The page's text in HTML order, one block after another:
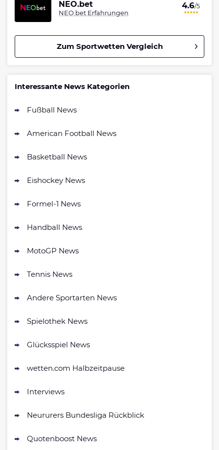
NEO.bet
NEO.bet Erfahrungen
4.6/5
Zum Sportwetten Vergleich
100% bis zu 80€
Interwetten Bonus
AGB gelten
Bwin Bonus
500 % QUOTENBOOST + 100€
200% bis zu 50€
Interessante News Kategorien
Fußball News
American Football News
Basketball News
Eishockey News
Formel-1 News
Handball News
MotoGP News
Tennis News
Andere Sportarten News
Spielothek News
Glücksspiel News
wetten.com Halbzeitpause
Interviews
Neururers Bundesliga Rückblick
Quotenboost News